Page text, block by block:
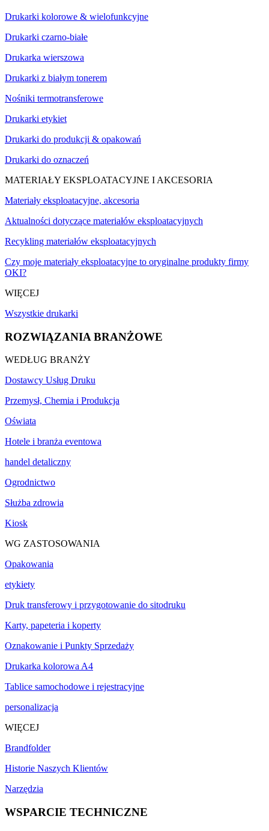
Drukarki kolorowe & wielofunkcyjne
Drukarki czarno-białe
Drukarka wierszowa
Drukarki z białym tonerem
Nośniki termotransferowe
Drukarki etykiet
Drukarki do produkcji & opakowań
Drukarki do oznaczeń
MATERIAŁY EKSPLOATACYJNE I AKCESORIA
Materiały eksploatacyjne, akcesoria
Aktualności dotyczące materiałów eksploatacyjnych
Recykling materiałów eksploatacyjnych
Czy moje materiały eksploatacyjne to oryginalne produkty firmy
OKI?
WIĘCEJ
Wszystkie drukarki
ROZWIĄZANIA BRANŻOWE
WEDŁUG BRANŻY
Dostawcy Usług Druku
Przemysł, Chemia i Produkcja
Oświata
Hotele i branża eventowa
handel detaliczny
Ogrodnictwo
Służba zdrowia
Kiosk
WG ZASTOSOWANIA
Opakowania
etykiety
Druk transferowy i przygotowanie do sitodruku
Karty, papeteria i koperty
Oznakowanie i Punkty Sprzedaży
Drukarka kolorowa A4
Tablice samochodowe i rejestracyjne
personalizacja
WIĘCEJ
Brandfolder
Historie Naszych Klientów
Narzędzia
WSPARCIE TECHNICZNE